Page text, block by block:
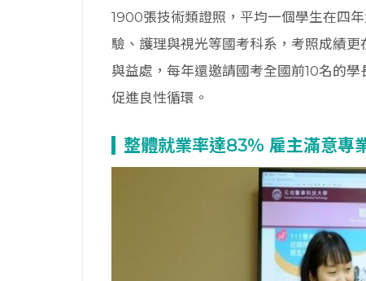
1900張技術類證照，平均一個學生在四
驗、護理與視光等國考科系，考照成績
與益處，每年還邀請國考全國前10名的
促進良性循環。
整體就業率達83％ 雇主滿意專